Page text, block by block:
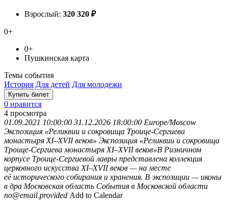
Взрослый: 320 320 ₽
0+
0+
Пушкинская карта
Темы события
История Для детей Для молодежи
Купить билет
0 нравится
4 просмотра
01.09.2021 10:00:00 31.12.2026 18:00:00 Europe/Moscow
Экспозиция «Реликвии и сокровища Троице-Сергиева
монастыря XI–XVII веков» Экспозиция «Реликвии и сокровища
Троице-Сергиева монастыря XI–XVII веков»В Ризничном
корпусе Троице-Сергиевой лавры представлена коллекция
церковного искусства XI–XVII веков — на месте
её исторического собирания и хранения. В экспозиции — иконы
в дра Московская область События в Московской области
no@email.provided Add to Calendar